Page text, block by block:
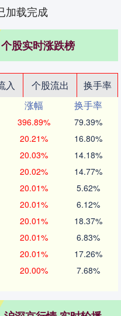
加载完成
个股实时涨跌榜
入 个股流出
换手率
涨幅
换手率
396.89% 79.39%
20.21% 16.80%
20.03% 14.18%
20.02% 14.77%
20.01% 5.62%
20.01% 6.12%
20.01% 18.37%
20.01% 6.83%
20.01% 17.26%
20.00% 7.68%